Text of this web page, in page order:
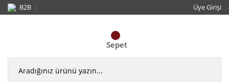
B2B Üye Girişi
Sepet